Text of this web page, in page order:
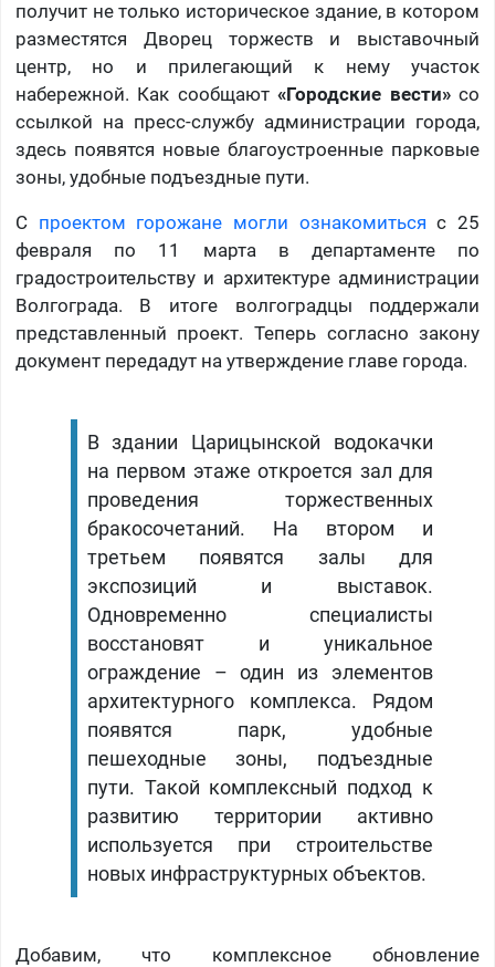
получит не только историческое здание, в котором
разместятся Дворец торжеств и выставочный
центр, но и прилегающий к нему участок
набережной. Как сообщают«Городские вести»со
ссылкой на пресс-службу администрации города,
здесь появятся новые благоустроенные парковые
зоны, удобные подъездные пути.
С проектом горожане могли ознакомитьсяс 25
февраля по 11 марта в департаменте по
градостроительству и архитектуре администрации
Волгограда. В итоге волгоградцы поддержали
представленный проект. Теперь согласно закону
документ передадут на утверждение главе города.
В здании Царицынской водокачки
на первом этаже откроется зал для
проведения торжественных
бракосочетаний. На втором и
третьем появятся залы для
экспозиций и выставок.
Одновременно специалисты
восстановят и уникальное
ограждение – один из элементов
архитектурного комплекса. Рядом
появятся парк, удобные
пешеходные зоны, подъездные
пути. Такой комплексный подход к
развитию территории активно
используется при строительстве
новых инфраструктурных объектов.
Добавим, что комплексное обновление